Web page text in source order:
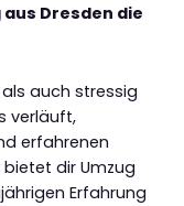
Dresden die
auch stressig
verläuft,
erfahrenen
dir Umzug
Erfahrung